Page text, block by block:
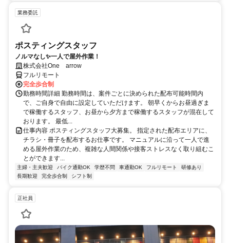
業務委託
ポスティングスタッフ
ノルマなし✨一人で屋外作業！
株式会社One arrow
フルリモート
完全歩合制
勤務時間詳細 勤務時間は、案件ごとに決められた配布可能時間内
で、ご自身で自由に設定していただけます。 朝早くからお昼過ぎま
で稼働するスタッフ、お昼から夕方まで稼働するスタッフが混在して
おります。 最低...
仕事内容 ポスティングスタッフ大募集。 指定された配布エリアに、
チラシ・冊子を配布するお仕事です。 マニュアルに沿って一人で進
める屋外作業のため、複雑な人間関係や接客ストレスなく取り組むこ
とができます...
主婦・主夫歓迎 バイク通勤OK 学歴不問 車通勤OK フルリモート
研修あり
長期歓迎
完全歩合制 シフト制
正社員